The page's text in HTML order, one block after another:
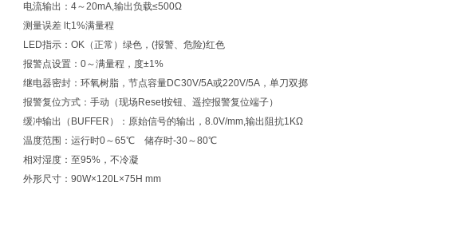
电流输出：4～20mA,输出负载≤500Ω
测量误差 lt;1%满量程
LED指示：OK（正常）绿色，(报警、危险)红色
报警点设置：0～满量程，度±1%
继电器密封：环氧树脂，节点容量DC30V/5A或220V/5A，单刀双掷
报警复位方式：手动（现场Reset按钮、遥控报警复位端子）
缓冲输出（BUFFER）：原始信号的输出，8.0V/mm,输出阻抗1KΩ
温度范围：运行时0～65℃ 储存时-30～80℃
相对湿度：至95%，不冷凝
外形尺寸：90W×120L×75H mm